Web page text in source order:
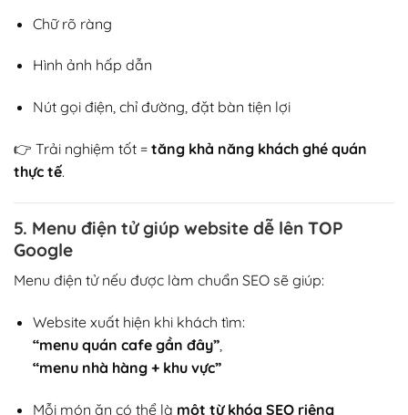
Chữ rõ ràng
Hình ảnh hấp dẫn
Nút gọi điện, chỉ đường, đặt bàn tiện lợi
👉 Trải nghiệm tốt = tăng khả năng khách ghé quán
thực tế.
5. Menu điện tử giúp website dễ lên TOP
Google
Menu điện tử nếu được làm chuẩn SEO sẽ giúp:
Website xuất hiện khi khách tìm:
“menu quán cafe gần đây”,
“menu nhà hàng + khu vực”
Mỗi món ăn có thể là một từ khóa SEO riêng